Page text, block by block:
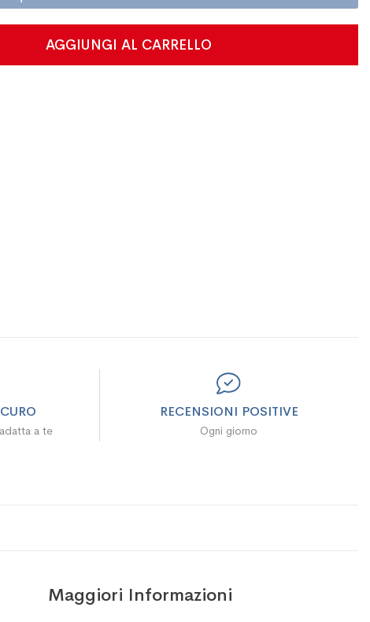
AGGIUNGI AL CARRELLO
a te
RECENSIONI POSITIVE
Ogni giorno
Maggiori Informazioni